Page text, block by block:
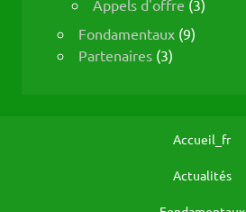
Appels d'offre (3)
Fondamentaux (9)
Partenaires (3)
Accueil_fr
Actualités